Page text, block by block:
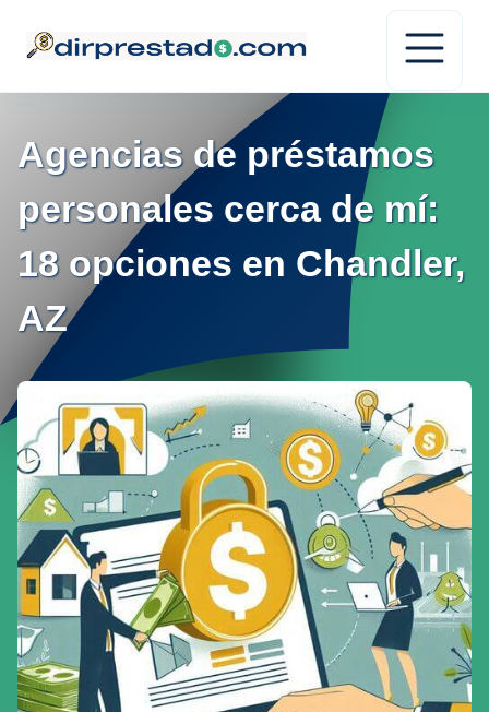
Agencias de préstamos
personales cerca de mí:
18 opciones en Chandler,
AZ